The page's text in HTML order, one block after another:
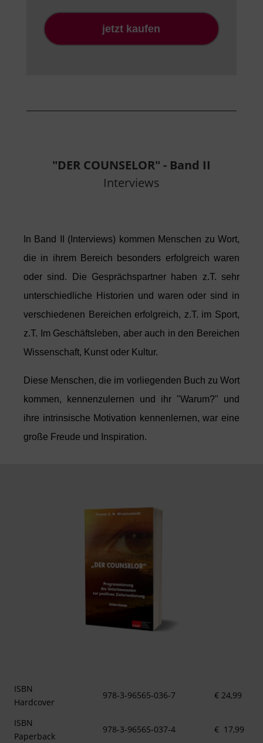
jetzt kaufen
"DER COUNSELOR" - Band II
Interviews
In Band II (Interviews) kommen Menschen zu Wort,
die in ihrem Bereich besonders erfolgreich waren
oder sind. Die Gesprächspartner haben z.T. sehr
unterschiedliche Historien und waren oder sind in
verschiedenen Bereichen erfolgreich, z.T. im Sport,
z.T. Im Geschäftsleben, aber auch in den Bereichen
Wissenschaft, Kunst oder Kultur.
Diese Menschen, die im vorliegenden Buch zu Wort
kommen, kennenzulernen und ihr "Warum?" und
ihre intrinsische Motivation kennenlernen, war eine
große Freude und
Inspiration.
ISBN
Hardcover
978-3-96565-036-7 € 24,99
ISBN
Paperback
978-3-96565-037-4 € 17,99